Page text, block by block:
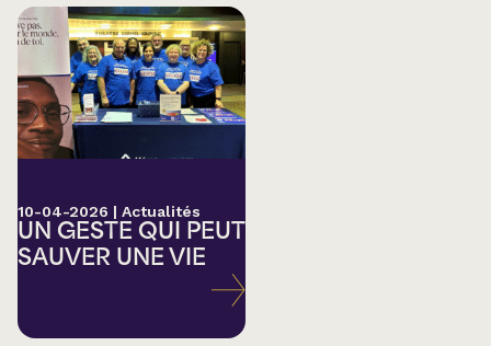
10-04-2026 | Actualités
UN GESTE QUI PEUT
SAUVER UNE VIE